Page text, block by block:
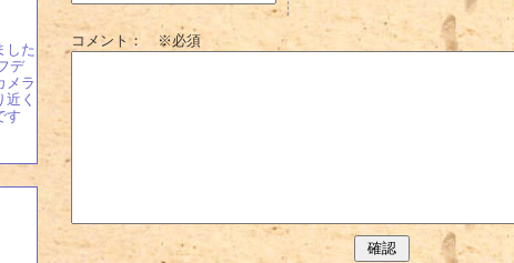
した
デ
メラ
く
す
コメント： ※必須